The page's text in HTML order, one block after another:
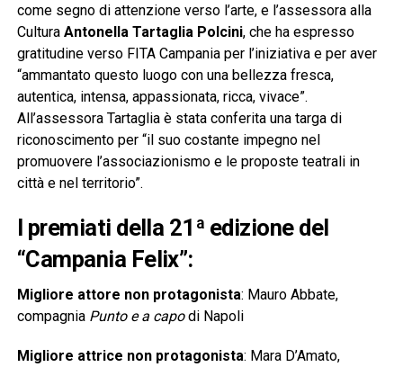
come segno di attenzione verso l’arte, e l’assessora alla
Cultura Antonella Tartaglia Polcini, che ha espresso
gratitudine verso FITA Campania per l’iniziativa e per aver
“ammantato questo luogo con una bellezza fresca,
autentica, intensa, appassionata, ricca, vivace”.
All’assessora Tartaglia è stata conferita una targa di
riconoscimento per “il suo costante impegno nel
promuovere l’associazionismo e le proposte teatrali in
città e nel territorio”.
I premiati della 21ª edizione del
“Campania Felix”:
Migliore attore non protagonista: Mauro Abbate,
compagnia Punto e a capodi Napoli
Migliore attrice non protagonista: Mara D’Amato,